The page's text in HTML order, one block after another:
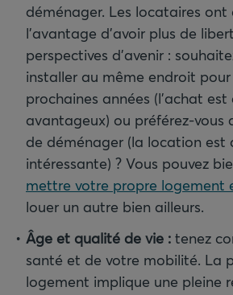
déménager. Les locataires
l’avantage d’avoir plus de
perspectives d’avenir :
installer au même endroit
prochaines années (l’achat est
avantageux) ou préférez-vous
de déménager (la location est
intéressante) ? Vous pouvez
mettre votre propre logement
louer un autre bien ailleurs.
Âge et qualité de vie : tenez
santé et de votre mobilité. La
logement implique une pleine